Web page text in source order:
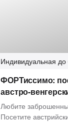
Индивидуальная до
ФОРТиссимо:
австро-
Любите
Посетите